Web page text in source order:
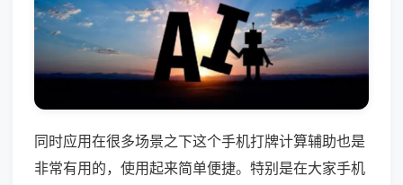
同时应用在很多场景之下这个手机打牌计算辅助也是
非常有用的，使用起来简单便捷。特别是在大家手机